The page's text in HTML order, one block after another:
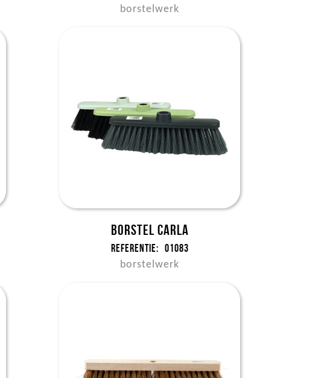
borstelwerk
Borstel Carla
Referentie: 01083
borstelwerk